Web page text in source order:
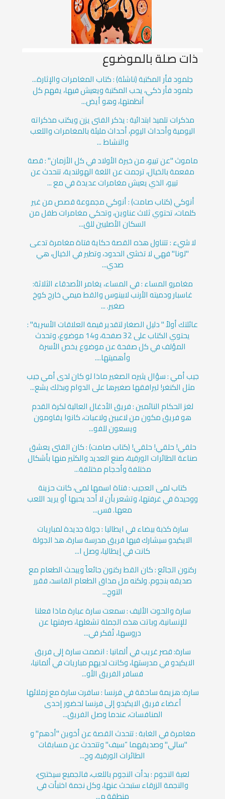
ذات صلة بالموضوع
جلمود فأر المكتبة (ناشئة) : كتاب المغامرات والإثارة...
جلمود فأر ذكي، يحب المكتبة ويعيش فيها، يفهم كل
أنظمتها، وهو أيض...
مذكرات تلميذ ابتدائية : يذكر الفتى يزن ويكتب مذكراته
اليومية وأحداث اليوم، أحداث مليئة بالمغامرات واللعب
والنشاط ...
ماموث "عن تييو، من خيرة الأولاد في كل الأزمان" : قصة
مفعمة بالخيال، ترجمت عن اللغة الهولندية، تتحدث عن
تييو، الذي يعيش مغامرات عديدة في مع ...
أنوكي (كتاب صامت) : أنوكي مجموعة قصص من غير
كلمات، تحتوي ثلاث عناوين، وتحكي مغامرات طفل من
السكان الأصليين للق...
لا شيء : تتناول هذه القصة حكاية فتاة مغامرة تدعى
"لونا" فهي لا تخشى الحدود، وتطير في الخيال، هي
صدي...
مغامرو المساء : في المساء، يغامر الأصدقاء الثلاثة:
غاسبار ودميته الأرنب لابينوس والقط ميمي خارج كوخ
صغير. ...
عائلتك أولاً " دليل الصغار لتقدير قيمة العلاقات الأسرية" :
يحتوي الكتاب على 32 صفحة، و14 موضوع، وتحدث
المؤلف في كل صفحة عن موضوع يخص الأسرة
وأهميتها....
جيب أمي : سؤال يثيره الصغير ماذا لو كان لدى أمي جيب
مثل الكنغر! ليرافقها صغيرها على الدوام وبذلك يشع...
لغز الحكام النائمين : فريق الأدغال العالية لكرة القدم
هو فريق مكون من لاعبين ولاعبات، كانوا يقاومون
ويسعون للفو...
حلقي! حلقي! حلقي! (كتاب صامت) : كان الفتى يعشق
صناعة الطائرات الورقية، صنع العديد والكثير منها بأشكال
مختلفة وأحجام مختلفة...
كتاب لمى العجيب : فتاة اسمها لمى، كانت حزينة
ووحيدة في غرفتها، وتشعر بأن لا أحد يحبها أو يريد اللعب
معها. فس...
سارة كذبة بيضاء في ايطاليا : جولة جديدة لمباريات
الايكيدو سيشارك فيها فريق مدرسة سارة، هذ الجولة
كانت في إيطاليا، وصل ا...
ركنون الجائع : كان القط ركنون جائعاً ويبحث الطعام مع
صديقه بنجوم. ولكنه مل مذاق الطعام الفاسد، فقرر
التوج...
سارة والحوت الأليف : سمعت سارة عبارة ماذا فعلنا
للإنسانية، وباتت هذه الجملة تشغلها، صرفتها عن
دروسها، تُفكر في...
سارة: قصر غريب في ألمانيا : انضمت سارة إلى فريق
الايكيدو في مدرستها، وكانت لديهم مباريات في ألمانيا،
فسافر الفريق الأو...
سارة: هزيمة ساحقة في فرنسا : سافرت سارة مع زملائها
أعضاء فريق الايكيدو إلى فرنسا لحضور إحدى
المنافسات، عندما وصل الفريق...
مغامرة في الغابة : تتحدث القصة عن أخوين "أدهم" و
"سالي" وصديقهما “سيف" وتتحدث عن مسابقات
الطائرات الورقية، وح...
لعبة النجوم : بدأت النجوم باللعب، فالجميع سيختبئ،
والنجمة الزرقاء ستبحث عنها، وكل نجمة اختبأت في